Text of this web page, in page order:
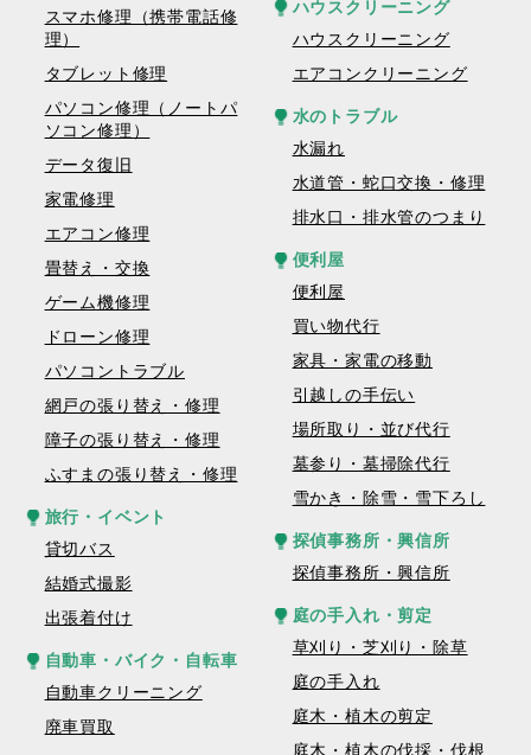
スマホ修理（携帯電話修
理）
タブレット修理
パソコン修理（ノートパ
ソコン修理）
データ復旧
家電修理
エアコン修理
畳替え・交換
ゲーム機修理
ドローン修理
パソコントラブル
網戸の張り替え・修理
障子の張り替え・修理
ふすまの張り替え・修理
旅行・イベント
貸切バス
結婚式撮影
出張着付け
自動車・バイク・自転車
自動車クリーニング
廃車買取
ハウスクリーニング
ハウスクリーニング
エアコンクリーニング
水のトラブル
水漏れ
水道管・蛇口交換・修理
排水口・排水管のつまり
便利屋
便利屋
買い物代行
家具・家電の移動
引越しの手伝い
場所取り・並び代行
墓参り・墓掃除代行
雪かき・除雪・雪下ろし
探偵事務所・興信所
探偵事務所・興信所
庭の手入れ・剪定
草刈り・芝刈り・除草
庭の手入れ
庭木・植木の剪定
庭木・植木の伐採・伐根